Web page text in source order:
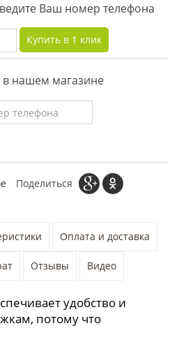
Ваш номер телефона
Купить в 1 клик
в нашем магазине
Поделиться
Оплата и доставка
Отзывы Видео
удобство и
потому что